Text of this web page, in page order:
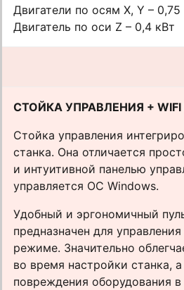
Двигатели по осям X, Y – 0,75
Двигатель по оси Z – 0,4 кВт
СТОЙКА УПРАВЛЕНИЯ +
Стойка управления
станка. Она отличается
и интуитивной панелью
управляется ОС Windows.
Удобный и эргономичный
предназначен для
режиме. Значительно
во время настройки станка,
повреждения оборудования